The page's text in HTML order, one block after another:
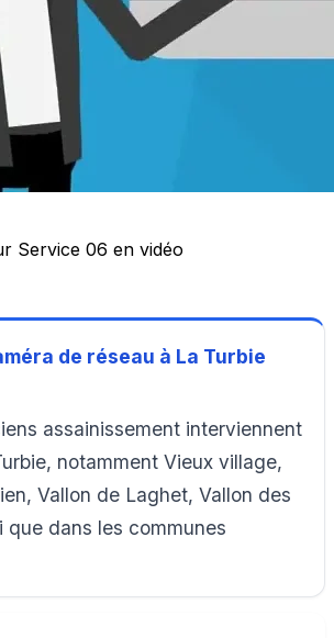
Service 06 en vidéo
de réseau à La Turbie
assainissement interviennent
notamment Vieux village,
Vallon de Laghet, Vallon des
que dans les communes